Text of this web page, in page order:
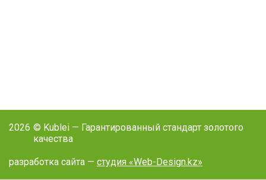
2026 © Kublei — Гарантированный стандарт золотого
качества
разработка сайта — студия «Web-Design.kz»